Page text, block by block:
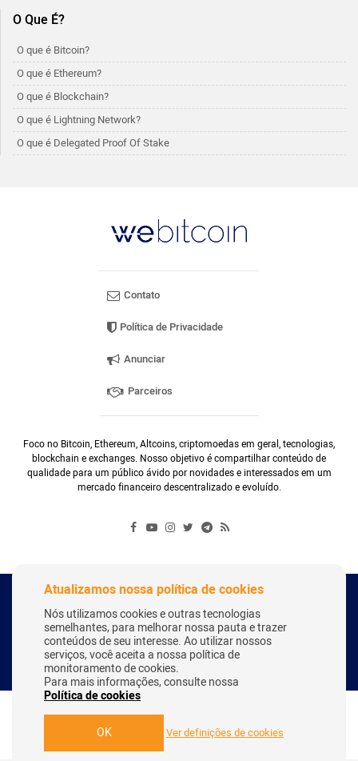
O Que É?
O que é Bitcoin?
O que é Ethereum?
O que é Blockchain?
O que é Lightning Network?
O que é Delegated Proof Of Stake
Contato
Política de Privacidade
Anunciar
Parceiros
Foco no Bitcoin, Ethereum, Altcoins, criptomoedas em geral, tecnologias,
blockchain e exchanges. Nosso objetivo é compartilhar conteúdo de
qualidade para um público ávido por novidades e interessados em um
mercado financeiro descentralizado e evoluído.
Copyright Webitcoin 2018 - Todos os Direitos Reservados
Desenvolvido por: Herick Correa
Atualizamos nossa política de cookies
Nós utilizamos cookies e outras tecnologias
semelhantes, para melhorar nossa pauta e trazer
conteúdos de seu interesse. Ao utilizar nossos
serviços, você aceita a nossa política de
monitoramento de cookies.
Para mais informações, consulte nossa
Política de cookies
OK Ver definições de cookies